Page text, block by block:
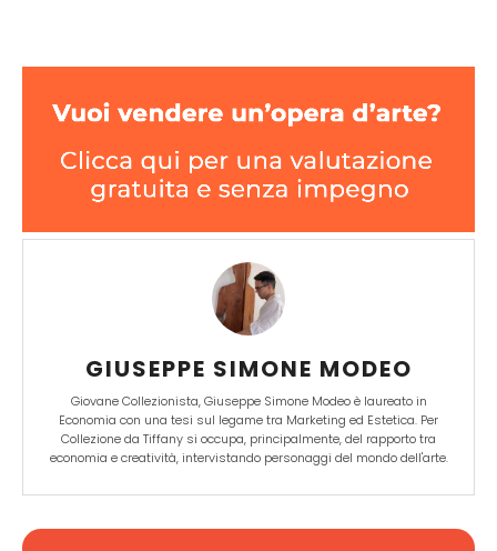
GIUSEPPE SIMONE MODEO
Giovane Collezionista, Giuseppe Simone Modeo è laureato in
Economia con una tesi sul legame tra Marketing ed Estetica. Per
Collezione da Tiffany si occupa, principalmente, del rapporto tra
economia e creatività, intervistando personaggi del mondo dell'arte.